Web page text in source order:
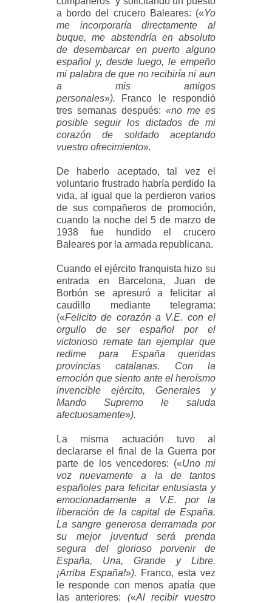
a bordo del crucero Baleares: («Yo
me incorporaría directamente al
buque, me abstendría en absoluto
de desembarcar en puerto alguno
español y, desde luego, le empeño
mi palabra de que no recibiría ni aun
a mis amigos
personales»). Franco le respondió
tres semanas después: «no me es
posible seguir los dictados de mi
corazón de soldado aceptando
vuestro ofrecimiento».
De haberlo aceptado, tal vez el
voluntario frustrado habría perdido la
vida, al igual que la perdieron varios
de sus compañeros de promoción,
cuando la noche del 5 de marzo de
1938 fue hundido el crucero
Baleares por la armada republicana.
Cuando el ejército franquista hizo su
entrada en Barcelona, Juan de
Borbón se apresuró a felicitar al
caudillo mediante telegrama:
(«Felicito de corazón a V.E. con el
orgullo de ser español por el
victorioso remate tan ejemplar que
redime para España queridas
provincias catalanas. Con la
emoción que siento ante el heroísmo
invencible ejército, Generales y
Mando Supremo le saluda
afectuosamente»).
La misma actuación tuvo al
declararse el final de la Guerra por
parte de los vencedores: («Uno mi
voz nuevamente a la de tantos
españoles para felicitar entusiasta y
emocionadamente a V.E. por la
liberación de la capital de España.
La sangre generosa derramada por
su mejor juventud será prenda
segura del glorioso porvenir de
España, Una, Grande y Libre.
¡Arriba España!»). Franco, esta vez
le responde con menos apatía que
las anteriores:
(«Al recibir vuestro